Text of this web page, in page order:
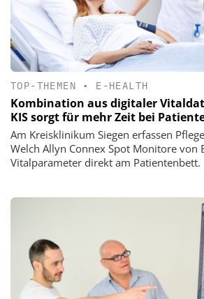
TOP-THEMEN • E-HEALTH
Kombination aus digitaler
KIS sorgt für mehr Zeit bei
Am Kreisklinikum Siegen erfassen
Welch Allyn Connex Spot Monitore von
Vitalparameter direkt am Patientenbett.